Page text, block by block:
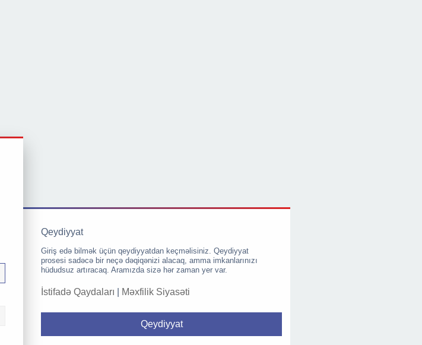
Qeydiyyat
Giriş edə bilmək üçün qeydiyyatdan keçməlisiniz. Qeydiyyat
prosesi sadəcə bir neçə dəqiqənizi alacaq, amma imkanlarınızı
hüdudsuz artıracaq. Aramızda sizə hər zaman yer var.
İstifadə Qaydaları Məxfilik Siyasəti
Qeydiyyat